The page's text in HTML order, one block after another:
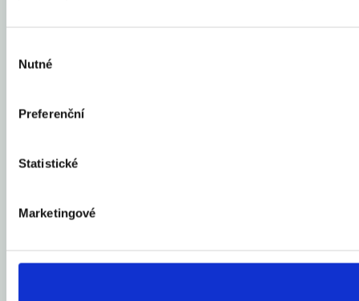
souhlasu
Nutné
Preferenční
Statistické
Marketingové